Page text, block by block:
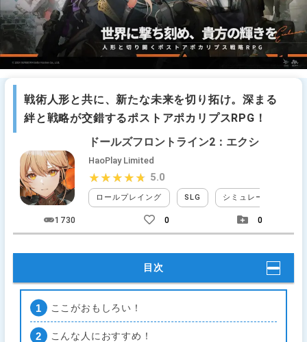
戦術人形と共に、新たな未来を切り拓け。深まる
絆と戦略が交錯するポストアポカリプスRPG！
ドールズフロントライン2：エクシリウム
HaoPlay Limited
ロールプレイング SLG シミュレーションRPG
★★★★★
★★★★★ 5.0
1730 0 0
目次
ここがおもしろい！
こんな人におすすめ！